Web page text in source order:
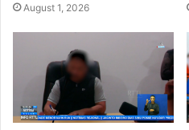
August 1, 2026